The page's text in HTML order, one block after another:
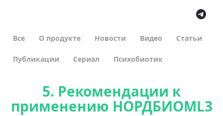
Все О продукте Новости Видео Статьи
Публикации Сериал Психобиотик
5. Рекомендации к
применению НОРДБИОМL3